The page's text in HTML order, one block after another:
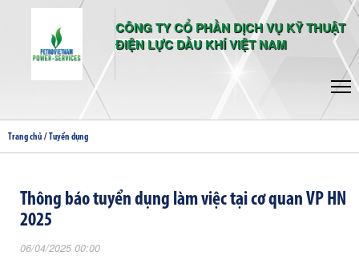
CÔNG TY CỔ PHẦN DỊCH VỤ KỸ THUẬT
ĐIỆN LỰC DẦU KHÍ VIỆT NAM
Trang chủ / Tuyển dụng
Thông báo tuyển dụng làm việc tại cơ quan VP HN
2025
06/04/2025 00:00